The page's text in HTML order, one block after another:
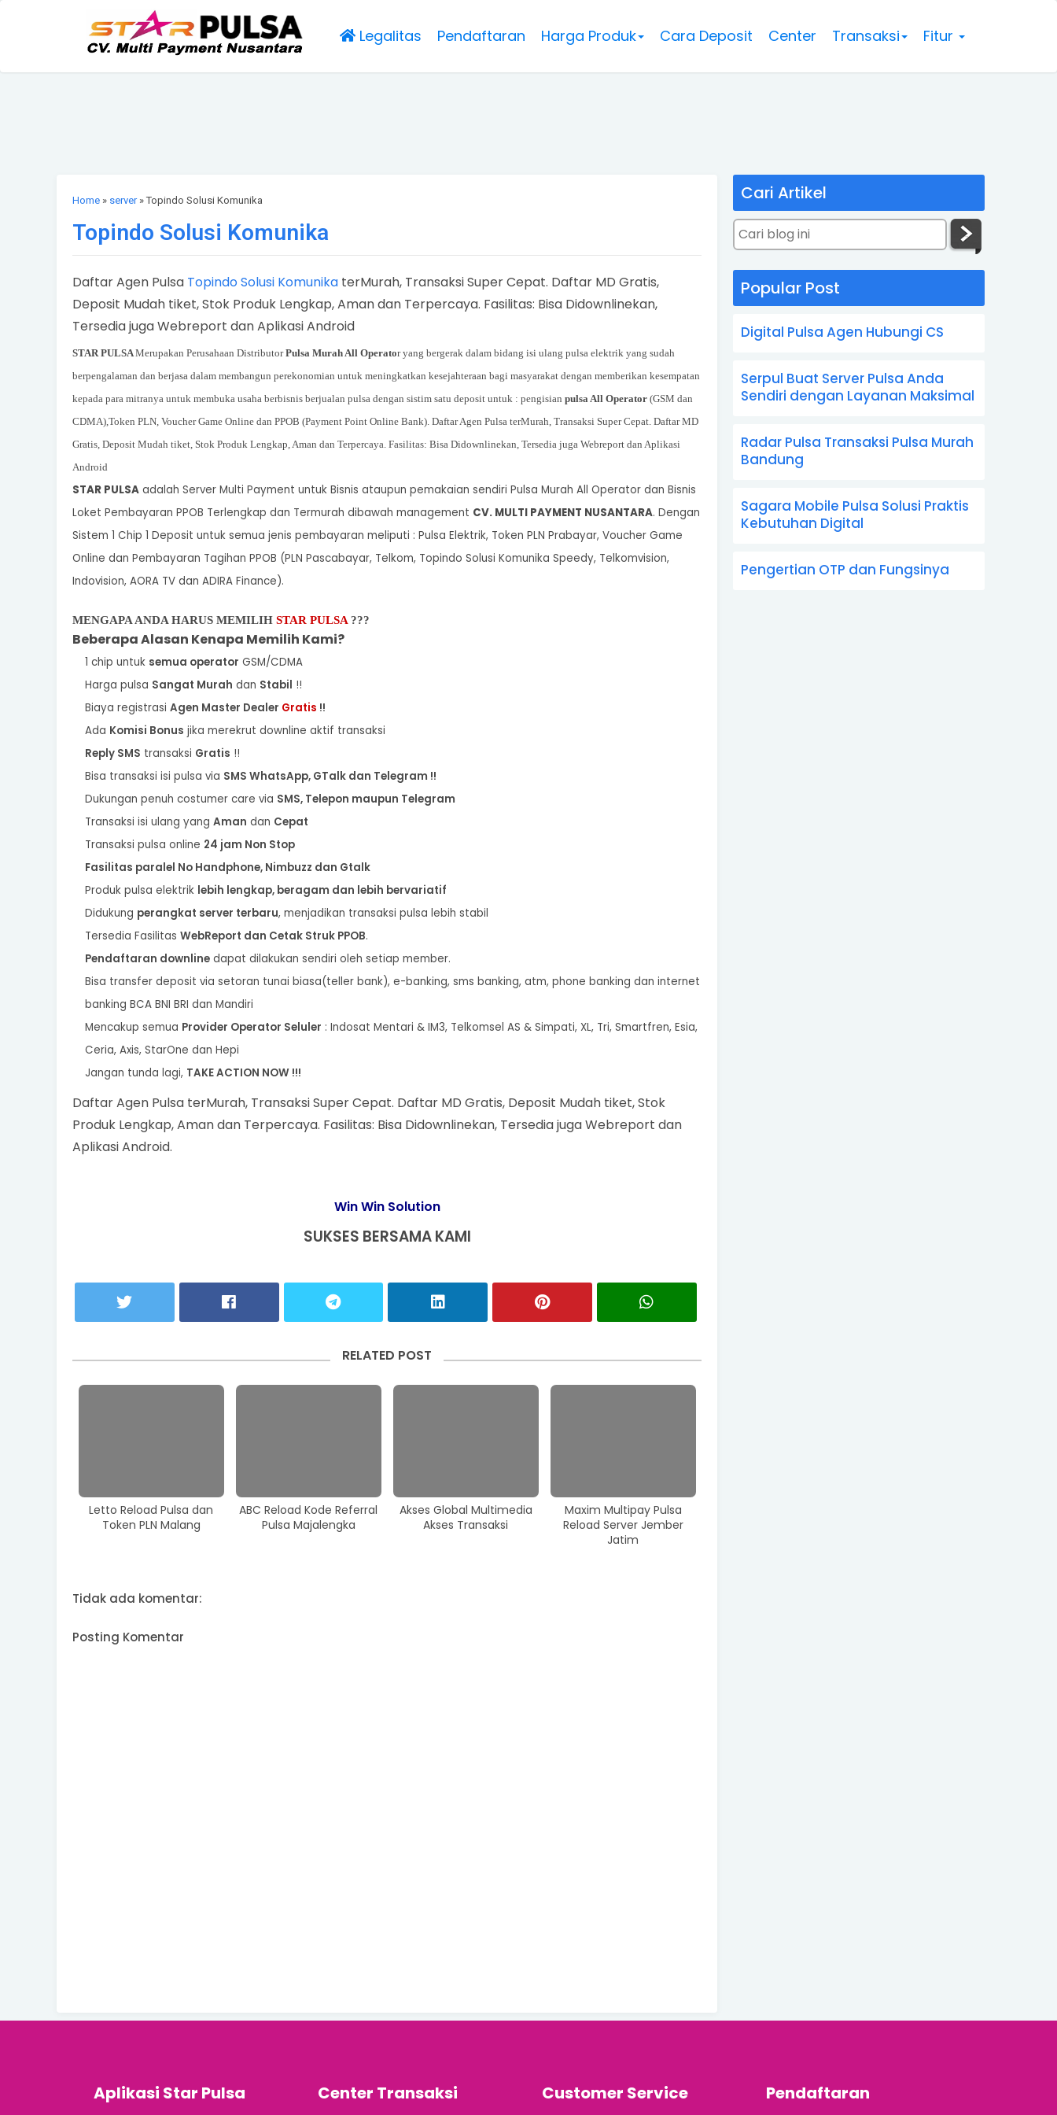
Legalitas Pendaftaran Harga Produk Cara Deposit Center Transaksi Fitur
Home » server» Topindo Solusi Komunika
Topindo Solusi Komunika
Daftar Agen Pulsa Topindo Solusi Komunika terMurah, Transaksi Super Cepat. Daftar MD Gratis,
Deposit Mudah tiket, Stok Produk Lengkap, Aman dan Terpercaya. Fasilitas: Bisa Didownlinekan,
Tersedia juga Webreport dan Aplikasi Android
STAR PULSAMerupakan Perusahaan DistributorPulsa Murah All Operator yang bergerak dalam bidang isi ulang pulsa elektrik yang sudah
berpengalaman dan berjasa dalam membangun perekonomian untuk meningkatkan kesejahteraan bagi masyarakat dengan memberikan kesempatan
kepada para mitranya untuk membuka usaha berbisnis berjualan pulsa dengan sistim satu deposit untuk : pengisian pulsa All Operator (GSM dan
CDMA),Token PLN, Voucher Game Online dan PPOB (Payment Point Online Bank). Daftar Agen Pulsa terMurah, Transaksi Super Cepat. Daftar MD
Gratis, Deposit Mudah tiket, Stok Produk Lengkap, Aman dan Terpercaya. Fasilitas: Bisa Didownlinekan, Tersedia juga Webreport dan Aplikasi
Android
STAR PULSA adalah Server Multi Payment untuk Bisnis ataupun pemakaian sendiri Pulsa Murah All Operator dan Bisnis
Loket Pembayaran PPOB Terlengkap dan Termurah dibawah management CV. MULTI PAYMENT NUSANTARA. Dengan
Sistem 1 Chip 1 Deposit untuk semua jenis pembayaran meliputi : Pulsa Elektrik, Token PLN Prabayar, Voucher Game
Online dan Pembayaran Tagihan PPOB (PLN Pascabayar, Telkom, Topindo Solusi Komunika Speedy, Telkomvision,
Indovision, AORA TV dan ADIRA Finance).
MENGAPA ANDA HARUS MEMILIH STAR PULSA ???
Beberapa Alasan Kenapa Memilih Kami?
1 chip untuk semua operator GSM/CDMA
Harga pulsa Sangat Murah dan Stabil !!
Biaya registrasi Agen Master Dealer Gratis !!
Ada Komisi Bonus jika merekrut downline aktif transaksi
Reply SMS transaksi Gratis !!
Bisa transaksi isi pulsa via SMS WhatsApp, GTalk dan Telegram !!
Dukungan penuh costumer care via SMS, Telepon maupun Telegram
Transaksi isi ulang yang Aman dan Cepat
Transaksi pulsa online 24 jam Non Stop
Fasilitas paralel No Handphone, Nimbuzz dan Gtalk
Produk pulsa elektrik lebih lengkap, beragam dan lebih bervariatif
Didukung perangkat server terbaru, menjadikan transaksi pulsa lebih stabil
Tersedia Fasilitas WebReport dan Cetak Struk PPOB.
Pendaftaran downline dapat dilakukan sendiri oleh setiap member.
Bisa transfer deposit via setoran tunai biasa(teller bank), e-banking, sms banking, atm, phone banking dan internet
banking BCA BNI BRI dan Mandiri
Mencakup semua Provider Operator Seluler : Indosat Mentari & IM3, Telkomsel AS & Simpati, XL, Tri, Smartfren, Esia,
Ceria, Axis, StarOne dan Hepi
Jangan tunda lagi, TAKE ACTION NOW !!!
Daftar Agen Pulsa terMurah, Transaksi Super Cepat. Daftar MD Gratis, Deposit Mudah tiket, Stok
Produk Lengkap, Aman dan Terpercaya. Fasilitas: Bisa Didownlinekan, Tersedia juga Webreport dan
Aplikasi Android.
Win Win Solution
SUKSES BERSAMA KAMI
RELATED POST
Letto Reload Pulsa dan
Token PLN Malang
ABC Reload Kode Referral
Pulsa Majalengka
Akses Global Multimedia
Akses Transaksi
Maxim Multipay Pulsa
Reload Server Jember
Jatim
Tidak ada komentar:
Posting Komentar
Cari Artikel
Popular Post
Digital Pulsa Agen Hubungi CS
Serpul Buat Server Pulsa Anda
Sendiri dengan Layanan Maksimal
Radar Pulsa Transaksi Pulsa Murah
Bandung
Sagara Mobile Pulsa Solusi Praktis
Kebutuhan Digital
Pengertian OTP dan Fungsinya
Aplikasi Star Pulsa Center Transaksi Customer Service Pendaftaran